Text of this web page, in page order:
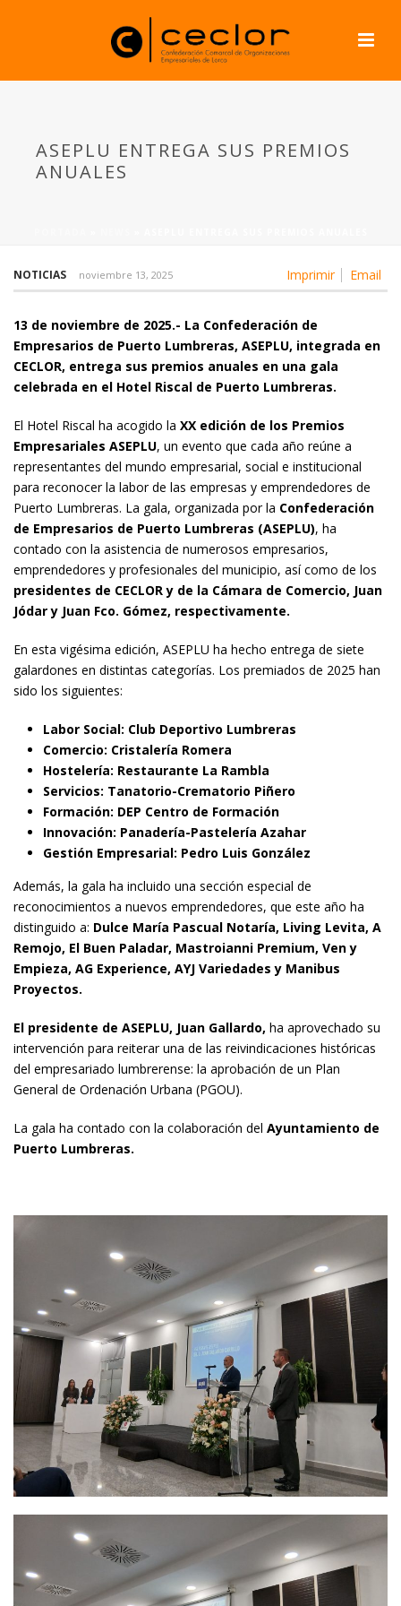
ASEPLU ENTREGA SUS PREMIOS
ANUALES
Imprimir Email
NOTICIAS noviembre 13, 2025
13 de noviembre de 2025.- La Confederación de
Empresarios de Puerto Lumbreras, ASEPLU, integrada en
CECLOR, entrega sus premios anuales en una gala
celebrada en el Hotel Riscal de Puerto Lumbreras.
El Hotel Riscal ha acogido la XX edición de los Premios
Empresariales ASEPLU, un evento que cada año reúne a
representantes del mundo empresarial, social e institucional
para reconocer la labor de las empresas y emprendedores de
Puerto Lumbreras. La gala, organizada por la Confederación
de Empresarios de Puerto Lumbreras (ASEPLU), ha
contado con la asistencia de numerosos empresarios,
emprendedores y profesionales del municipio, así como de los
presidentes de CECLOR y de la Cámara de Comercio, Juan
Jódar y Juan Fco. Gómez, respectivamente.
En esta vigésima edición, ASEPLU ha hecho entrega de siete
galardones en distintas categorías. Los premiados de 2025 han
sido los siguientes:
Labor Social: Club Deportivo Lumbreras
Comercio: Cristalería Romera
Hostelería: Restaurante La Rambla
Servicios: Tanatorio-Crematorio Piñero
Formación: DEP Centro de Formación
Innovación: Panadería-Pastelería Azahar
Gestión Empresarial: Pedro Luis González
Además, la gala ha incluido una sección especial de
reconocimientos a nuevos emprendedores, que este año ha
distinguido a: Dulce María Pascual Notaría, Living Levita, A
Remojo, El Buen Paladar, Mastroianni Premium, Ven y
Empieza, AG Experience, AYJ Variedades y Manibus
Proyectos.
El presidente de ASEPLU, Juan Gallardo, ha aprovechado su
intervención para reiterar una de las reivindicaciones históricas
del empresariado lumbrerense: la aprobación de un Plan
General de Ordenación Urbana (PGOU).
La gala ha contado con la colaboración del Ayuntamiento de
Puerto Lumbreras.